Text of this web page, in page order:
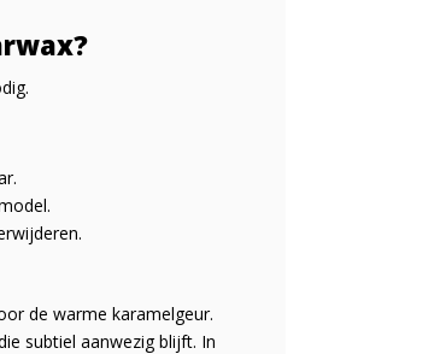
de warme karamelgeur.
subtiel aanwezig blijft. In